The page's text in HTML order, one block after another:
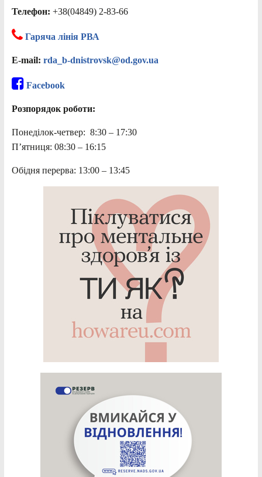
Телефон: +38(04849) 2-83-66
Гаряча лінія РВА
E-mail: rda_b-dnistrovsk@od.gov.ua
Facebook
Розпорядок роботи:
Понеділок-четвер: 8:30 – 17:30
П’ятниця: 08:30 – 16:15
Обідня перерва: 13:00 – 13:45